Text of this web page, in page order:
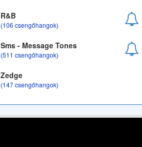
R&B
(106 csengőhangok)
Sms - Message Tones
(511 csengőhangok)
Zedge
(147 csengőhangok)